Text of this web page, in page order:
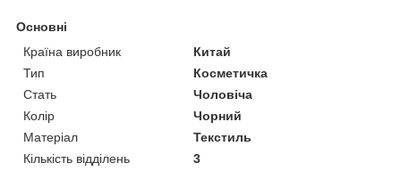
Основні
Країна виробник
Китай
Тип
Косметичка
Стать
Чоловіча
Колір
Чорний
Матеріал
Текстиль
Кількість відділень
3